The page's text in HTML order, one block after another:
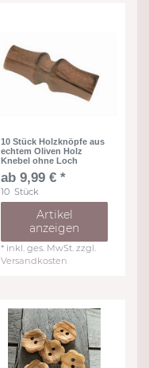
10 Stück Holzknöpfe aus
echtem Oliven Holz
Knebel ohne Loch
ab 9,99 € *
10 Stück
Artikel
anzeigen
* inkl. ges. MwSt. zzgl.
Versandkosten